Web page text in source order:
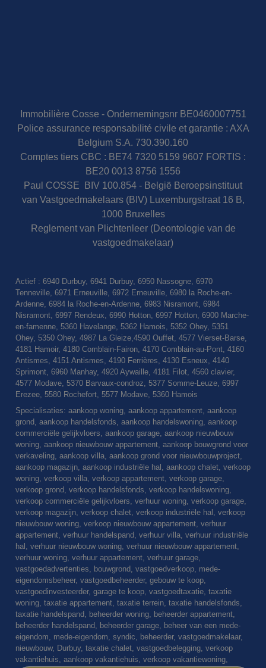
Immobilière Cosse - Ondernemingsnr BE0460007751
Police assurance responsabilité civile et garantie : AXA
Belgium S.A. 730.390.160
Comptes tiers CBC : BE74 7320 5159 9607 FORTIS :
BE20 0013 8756 1556
Paul COSSE BIV 100.854 - België Beroepsinstituut
van Vastgoedmakelaars (BIV) Luxemburgstraat 16 B,
1000 Bruxelles
Reglement van Plichtenleer (Deontologie van de
vastgoedmakelaar)
Actief : 6940 Durbuy, 6941 Durbuy, 6950 Nassogne, 6970
Tenneville, 6971 Erneuville, 6972 Erneuville, 6980 la Roche-en-
Ardenne, 6984 la Roche-en-Ardenne, 6983 Nisramont, 6984
Nisramont, 6997 Rendeux, 6990 Hotton, 6997 Hotton, 6900 Marche-
en-famenne, 5360 Havelange, 5362 Hamois, 5352 Ohey, 5351
Ohey, 5350 Ohey, 4987 La Gleize,4590 Ouffet, 4577 Vierset-Barse,
4181 Hamoir, 4180 Comblain-Fairon, 4170 Comblain-au-Pont, 4160
Antismes, 4151 Antismes, 4190 Ferrières, 4130 Esneux, 4140
Sprimont, 6960 Manhay, 4920 Aywaille, 4181 Filot, 4560 clavier,
4577 Modave, 5370 Barvaux-condroz, 5377 Somme-Leuze, 6997
Erezee, 5580 Rochefort, 5577 Modave, 5360 Hamois
Specialisaties: aankoop woning, aankoop appartement, aankoop
grond, aankoop handelsfonds, aankoop handelswoning, aankoop
commerciële gelijkvloers, aankoop garage, aankoop nieuwbouw
woning, aankoop nieuwbouw appartement, aankoop bouwgrond voor
verkaveling, aankoop villa, aankoop grond voor nieuwbouwproject,
aankoop magazijn, aankoop industriële hal, aankoop chalet, verkoop
woning, verkoop villa, verkoop appartement, verkoop garage,
verkoop grond, verkoop handelsfonds, verkoop handelswoning,
verkoop commerciële gelijkvloers, verhuur woning, verkoop garage,
verkoop magazijn, verkoop chalet, verkoop industriële hal, verkoop
nieuwbouw woning, verkoop nieuwbouw appartement, verhuur
appartement, verhuur handelspand, verhuur villa, verhuur industriële
hal, verhuur nieuwbouw woning, verhuur nieuwbouw appartement,
verhuur woning, verhuur appartement, verhuur garage,
vastgoedadvertenties, bouwgrond, vastgoedverkoop, mede-
eigendomsbeheer, vastgoedbeheerder, gebouw te koop,
vastgoedinvesteerder, garage te koop, vastgoedtaxatie, taxatie
woning, taxatie appartement, taxatie terrein, taxatie handelsfonds,
taxatie handelspand, beheerder woning, beheerder appartement,
beheerder handelspand, beheerder garage, beheer van een mede-
eigendom, mede-eigendom, syndic, beheerder, vastgoedmakelaar,
nieuwbouw, Durbuy, taxatie chalet, vastgoedbelegging, verkoop
vakantiehuis, aankoop vakantiehuis, verkoop vakantiewoning,